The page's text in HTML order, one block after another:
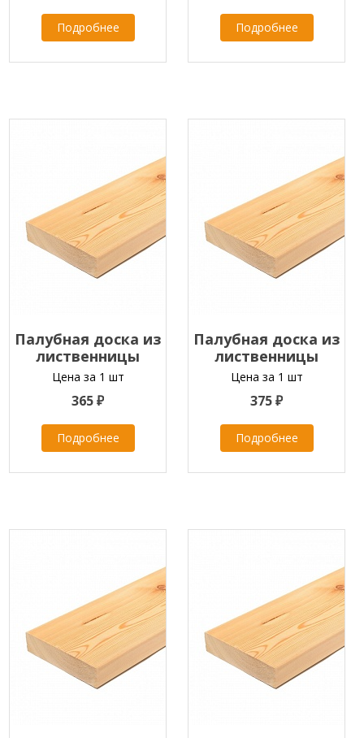
Подробнее Подробнее
Палубная доска из
лиственницы
28х90х2000-4000 мм
класс С
Цена за 1 шт
365 ₽
Подробнее
Палубная доска из
лиственницы
28х90х2000-4000 мм
класс ПРИМА
Цена за 1 шт
375 ₽
Подробнее